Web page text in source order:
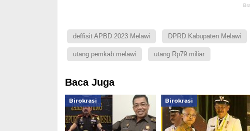
deffisit APBD 2023 Melawi DPRD Kabupaten Melawi
utang pemkab melawi utang Rp79 miliar
Baca Juga
Birokrasi Birokrasi